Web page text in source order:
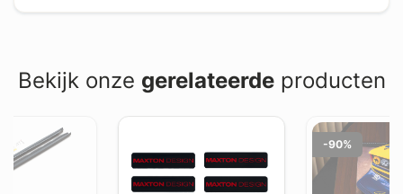
Bekijk onze gerelateerdeproducten
-90%